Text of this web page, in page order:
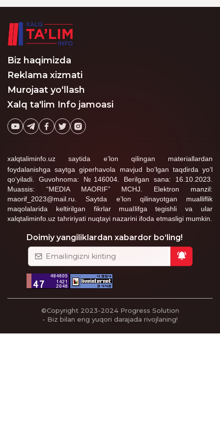
3 Javob
qilgan bog‘cha direktori
300 AQSH dollari olgan
Biz haqimizda
Reklama xizmati
Murojaat yo‘llash
Xalq ta'lim Info jamoasi
xalqtaliminfo.uz saytida e’lon qilingan materiallardan
foydalanishga saytga giperhavola mavjud bo‘lgan taqdirda yo‘l
qo‘yiladi. Guvohnoma: №146004. Berilgan sana: 16.10.2023.
Muassis: “MEDIA MAORIF” MCHJ. Elektron manzil:
maorif_2023@mail.ru. Saytda e’lon qilinayotgan mualliflik
maqolalarida keltirilgan fikrlar muallifga tegishli va ular
xalqtaliminfo.uz tahririyati nuqtayi nazarini ifoda etmasligi mumkin.
Doimiy yangiliklardan xabardor bo‘ling!
©Copyright 2023-2024 Progress Solution
- Biz bilan eng yuqori darajada rivojlaning!